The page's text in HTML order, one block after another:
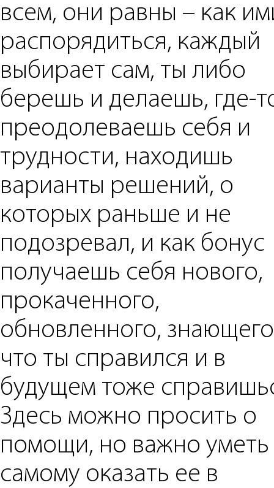
всем, они равны – как
распорядиться, каждый
выбирает сам, ты либо
берешь и делаешь, где-
преодолеваешь себя и
трудности, находишь
варианты решений, о
которых раньше и не
подозревал, и как бонус
получаешь себя нового,
прокаченного,
обновленного,
что ты справился и в
будущем тоже
Здесь можно просить о
помощи, но важно уметь
самому оказать ее в